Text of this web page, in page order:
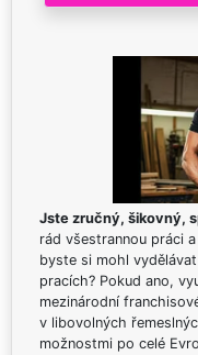
Jste zručný, šikovný,
rád všestrannou práci
byste si mohl
pracích? Pokud ano,
mezinárodní
v libovolných
možnostmi po celé